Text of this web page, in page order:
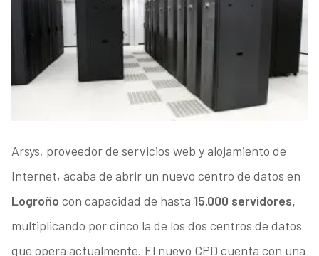
Arsys, proveedor de servicios web y alojamiento de
Internet, acaba de abrir un nuevo centro de datos en
Logroño con capacidad de hasta 15.000 servidores,
multiplicando por cinco la de los dos centros de datos
que opera actualmente. El nuevo CPD cuenta con una